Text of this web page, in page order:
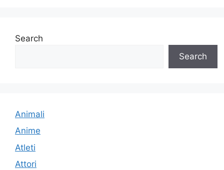
Search
Search
Animali
Anime
Atleti
Attori